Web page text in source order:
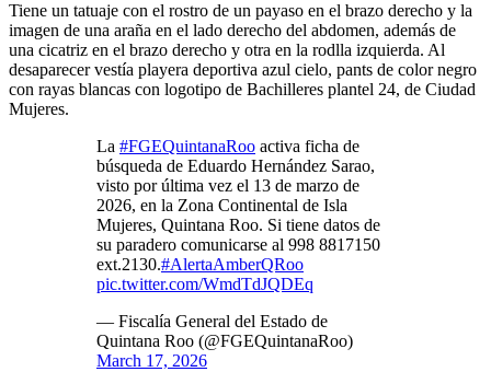
Tiene un tatuaje con el rostro de un payaso en el brazo derecho y la
imagen de una araña en el lado derecho del abdomen, además de
una cicatriz en el brazo derecho y otra en la rodlla izquierda. Al
desaparecer vestía playera deportiva azul cielo, pants de color negro
con rayas blancas con logotipo de Bachilleres plantel 24, de Ciudad
Mujeres.
La #FGEQuintanaRoo activa ficha de
búsqueda de Eduardo Hernández Sarao,
visto por última vez el 13 de marzo de
2026, en la Zona Continental de Isla
Mujeres, Quintana Roo. Si tiene datos de
su paradero comunicarse al 998 8817150
ext.2130.#AlertaAmberQRoo
pic.twitter.com/WmdTdJQDEq
— Fiscalía General del Estado de
Quintana Roo (@FGEQuintanaRoo)
March 17, 2026